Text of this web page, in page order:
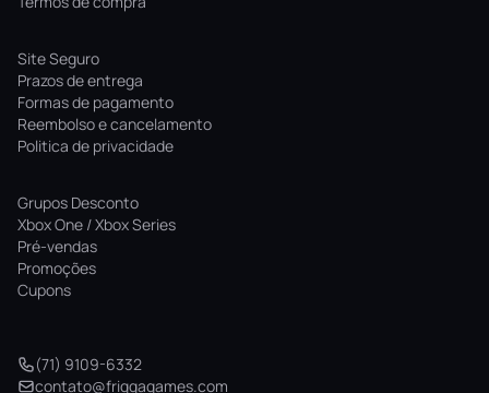
Site Seguro
Prazos de entrega
Formas de pagamento
Reembolso e cancelamento
Politica de privacidade
Grupos Desconto
Xbox One / Xbox Series
Pré-vendas
Promoções
Cupons
(71) 9109-6332
contato@friggagames.com